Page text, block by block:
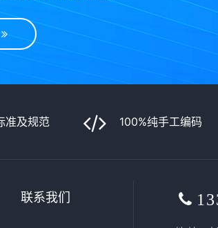
准及规范 100%纯手工编码
联系我们